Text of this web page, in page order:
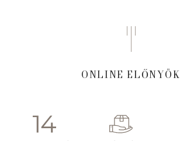
ONLINE ELŐNYÖK